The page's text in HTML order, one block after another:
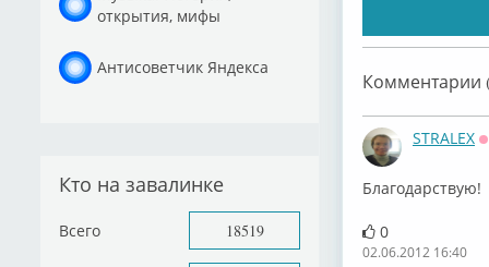
открытия, мифы
Антисоветчик Яндекса
Кто на завалинке
Всего 18519
Комментарии
STRALEX
Благодарствую!
0
02.06.2012 16:40